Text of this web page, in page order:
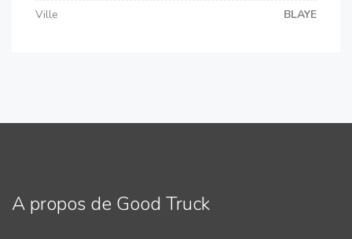
Ville
BLAYE
A propos de Good Truck